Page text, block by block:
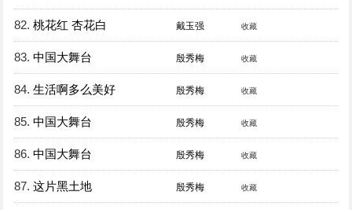
82. 桃花红 杏花白 戴玉强 收藏
83. 中国大舞台 殷秀梅 收藏
84. 生活啊多么美好 殷秀梅 收藏
85. 中国大舞台 殷秀梅 收藏
86. 中国大舞台 殷秀梅 收藏
87. 这片黑土地 殷秀梅 收藏